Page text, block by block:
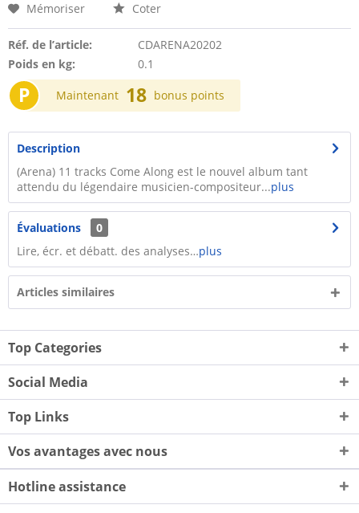
Mémoriser Coter
Réf. de l’article:
CDARENA20202
Poids en kg:
0.1
P Maintenant 18 bonus points
Description
(Arena) 11 tracks Come Along est le nouvel album tant
attendu du légendaire musicien-compositeur...plus
Évaluations
0
Lire, écr. et débatt. des analyses…plus
Articles similaires
Top Categories
Social Media
Top Links
Vos avantages avec nous
Hotline assistance